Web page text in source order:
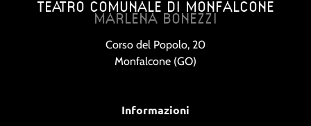
TEATRO COMUNALE DI MONFALCONE
MARLENA BONEZZI
Corso del Popolo, 20
Monfalcone (GO)
Informazioni